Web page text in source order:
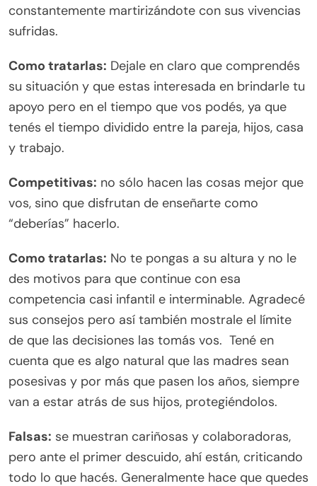
constantemente martirizándote con sus vivencias
sufridas.
Como tratarlas: Dejale en claro que comprendés
su situación y que estas interesada en brindarle tu
apoyo pero en el tiempo que vos podés, ya que
tenés el tiempo dividido entre la pareja, hijos, casa
y trabajo.
Competitivas: no sólo hacen las cosas mejor que
vos, sino que disfrutan de enseñarte como
“deberías” hacerlo.
Como tratarlas: No te pongas a su altura y no le
des motivos para que continue con esa
competencia casi infantil e interminable. Agradecé
sus consejos pero así también mostrale el límite
de que las decisiones las tomás vos. Tené en
cuenta que es algo natural que las madres sean
posesivas y por más que pasen los años, siempre
van a estar atrás de sus hijos, protegiéndolos.
Falsas: se muestran cariñosas y colaboradoras,
pero ante el primer descuido, ahí están, criticando
todo lo que hacés. Generalmente hace que quedes